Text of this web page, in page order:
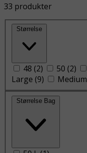
33 produkter
Størrelse
48 (2) 50 (2)
Large (9) Medium
Størrelse Bag